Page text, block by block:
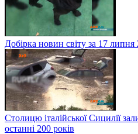
Добірка новин світу за 17 липня
Столицю італійської Сицилії
останні 200 років